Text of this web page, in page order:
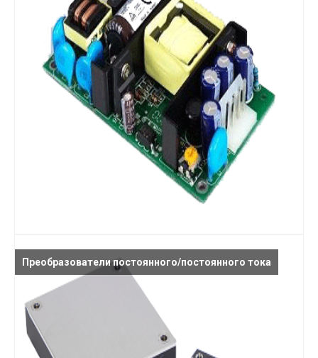
Преобразователи постоянного/постоянного тока